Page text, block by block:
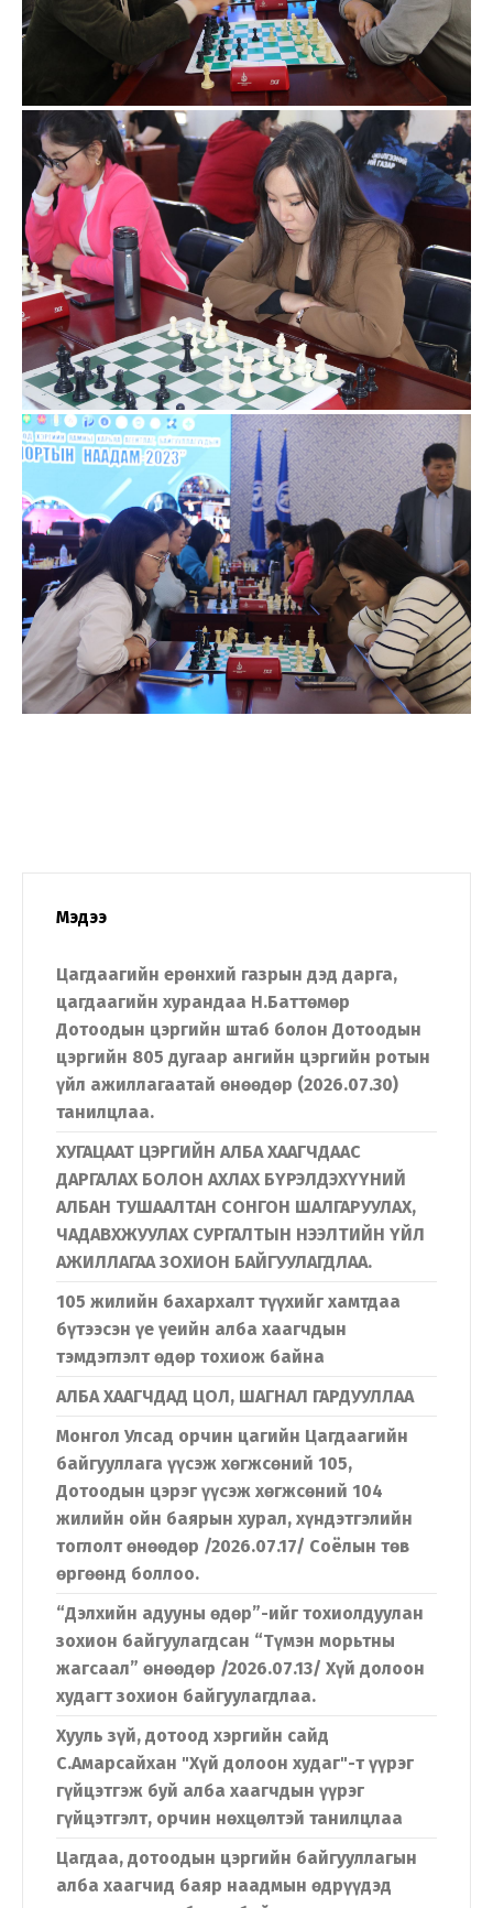
Мэдээ
Цагдаагийн ерөнхий газрын дэд дарга,
цагдаагийн хурандаа Н.Баттөмөр
Дотоодын цэргийн штаб болон Дотоодын
цэргийн 805 дугаар ангийн цэргийн ротын
үйл ажиллагаатай өнөөдөр (2026.07.30)
танилцлаа.
ХУГАЦААТ ЦЭРГИЙН АЛБА ХААГЧДААС
ДАРГАЛАХ БОЛОН АХЛАХ БҮРЭЛДЭХҮҮНИЙ
АЛБАН ТУШААЛТАН СОНГОН ШАЛГАРУУЛАХ,
ЧАДАВХЖУУЛАХ СУРГАЛТЫН НЭЭЛТИЙН ҮЙЛ
АЖИЛЛАГАА ЗОХИОН БАЙГУУЛАГДЛАА.
105 жилийн бахархалт түүхийг хамтдаа
бүтээсэн үе үеийн алба хаагчдын
тэмдэглэлт өдөр тохиож байна
АЛБА ХААГЧДАД ЦОЛ, ШАГНАЛ ГАРДУУЛЛАА
Монгол Улсад орчин цагийн Цагдаагийн
байгууллага үүсэж хөгжсөний 105,
Дотоодын цэрэг үүсэж хөгжсөний 104
жилийн ойн баярын хурал, хүндэтгэлийн
тоглолт өнөөдөр /2026.07.17/ Соёлын төв
өргөөнд боллоо.
“Дэлхийн адууны өдөр”-ийг тохиолдуулан
зохион байгуулагдсан “Түмэн морьтны
жагсаал” өнөөдөр /2026.07.13/ Хүй долоон
худагт зохион байгуулагдлаа.
Хууль зүй, дотоод хэргийн сайд
С.Амарсайхан "Хүй долоон худаг"-т үүрэг
гүйцэтгэж буй алба хаагчдын үүрэг
гүйцэтгэлт, орчин нөхцөлтэй танилцлаа
Цагдаа, дотоодын цэргийн байгууллагын
алба хаагчид баяр наадмын өдрүүдэд